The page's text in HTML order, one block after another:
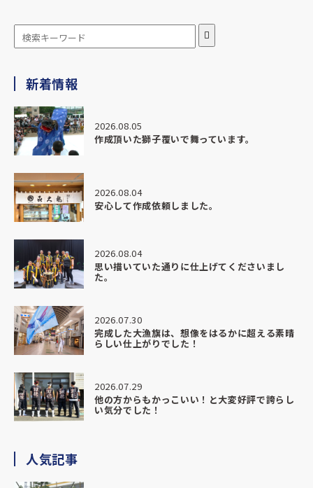
新着情報
2026.08.05
作成頂いた獅子覆いで舞っています。
2026.08.04
安心して作成依頼しました。
2026.08.04
思い描いていた通りに仕上げてくださいまし
た。
2026.07.30
完成した大漁旗は、想像をはるかに超える素晴
らしい仕上がりでした！
2026.07.29
他の方からもかっこいい！と大変好評で誇らし
い気分でした！
人気記事